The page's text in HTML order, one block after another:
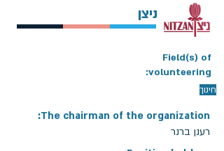
ניצן
Field(s) of
volunteering:
חינוך
The chairman of the organization:
רענן ברנר